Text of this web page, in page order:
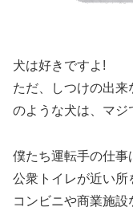
犬は好きですよ!
ただ、しつけの出来
のような犬は、マジ
僕たち運転手の仕事
公衆トイレが近い所
コンビニや商業施